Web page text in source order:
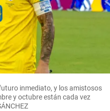
share
inmediato, y los amistosos
y octubre están cada vez